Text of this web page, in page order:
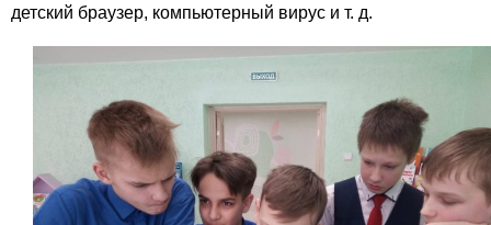
детский браузер, компьютерный вирус и т. д.